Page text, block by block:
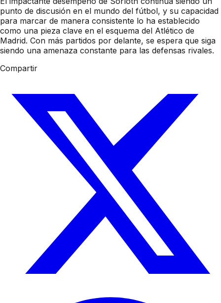
punto de discusión en el mundo del fútbol, y su capacidad
para marcar de manera consistente lo ha establecido
como una pieza clave en el esquema del Atlético de
Madrid. Con más partidos por delante, se espera que siga
siendo una amenaza constante para las defensas rivales.
Compartir